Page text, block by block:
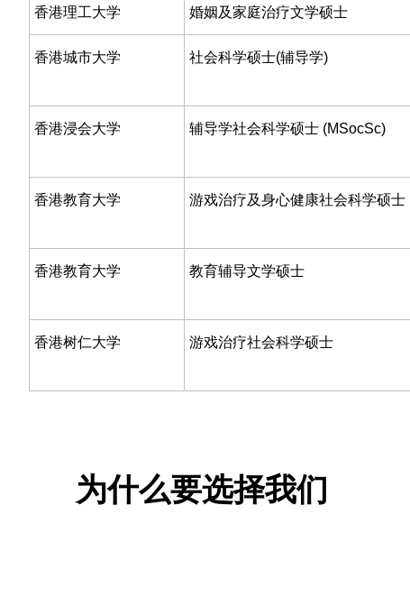
香港理工大学 婚姻及家庭治疗文学硕士
香港城市大学 社会科学硕士(辅导学)
香港浸会大学 辅导学社会科学硕士 (MSocSc)
香港教育大学 游戏治疗及身心健康社会科学硕士
香港教育大学 教育辅导文学硕士
香港树仁大学 游戏治疗社会科学硕士
为什么要选择我们